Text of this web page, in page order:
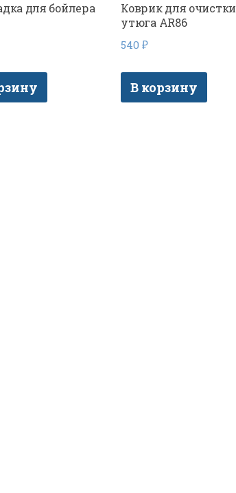
для бойлера
Коврик для очистки
утюга AR86
540₽
В корзину